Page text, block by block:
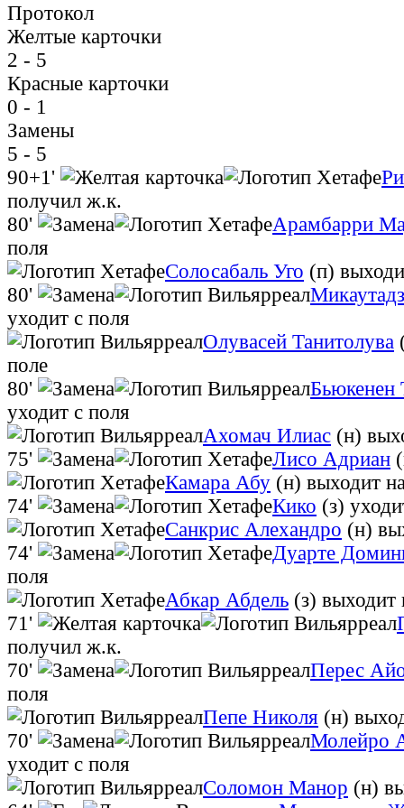
Протокол
Желтые карточки
2 - 5
Красные карточки
0 - 1
Замены
5 - 5
90+1'
получил ж.к.
80'
Арамбарри
поля
Солосабаль Уго (п)
80'
уходит с поля
Олувасей Танитолува
поле
80'
Бьюкенен
уходит с поля
Ахомач Илиас (н)
75'
Лисо Адриан
Камара Абу (н) выходит
74'
Кико (з)
Санкрис Алехандро (н)
74'
Дуарте
поля
Абкар Абдель (з) выходит
71'
получил ж.к.
70'
Перес
поля
Пепе Николя (н)
70'
Молейро
уходит с поля
Соломон Манор (н)